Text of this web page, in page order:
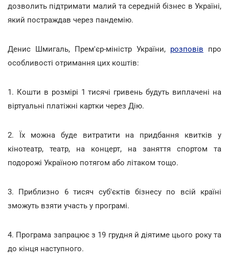
дозволить підтримати малий та середній бізнес в Україні,
який постраждав через пандемію.
Денис Шмигаль, Прем'єр-міністр України, розповів про
особливості отримання цих коштів:
1. Кошти в розмірі 1 тисячі гривень будуть виплачені на
віртуальні платіжні картки через Дію.
2. Їх можна буде витратити на придбання квитків у
кінотеатр, театр, на концерт, на заняття спортом та
подорожі Україною потягом або літаком тощо.
3. Приблизно 6 тисяч суб'єктів бізнесу по всій країні
зможуть взяти участь у програмі.
4. Програма запрацює з 19 грудня й діятиме цього року та
до кінця наступного.